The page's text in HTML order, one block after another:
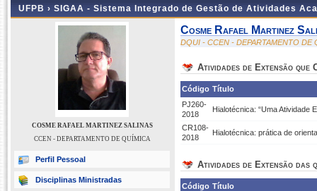
UFPB › SIGAA - Sistema Integrado de Gestão de Atividades
COSME RAFAEL MARTINEZ SALINAS
CCEN - DEPARTAMENTO DE QUÍMICA
Perfil Pessoal
Disciplinas Ministradas
Cosme Rafael Martinez
DQUI - CCEN - DEPARTAMENTO DE
Atividades de Extensão que
Código Título
PJ260-
2018
Hialotécnica: “Uma Atividade
CR108-
2018
Hialotécnica: prática de
Atividades de Extensão das
Código Título